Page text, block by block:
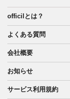
officilとは？
よくある質問
会社概要
お知らせ
サービス利用規約